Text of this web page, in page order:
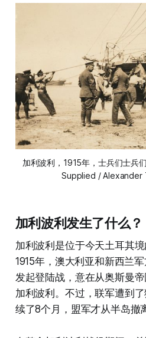
加利波利，1915年，士兵们士兵
Supplied / Alexander
加利波利发生了什么？
加利波利是位于今天土耳其
1915年，澳大利亚和新西兰
发起登陆战，意在从奥斯曼
加利波利。不过，联军遭到
续了8个月，盟军才从半岛撤